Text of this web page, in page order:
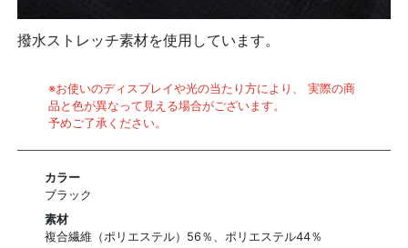
撥水ストレッチ素材を使用しています。
※お使いのディスプレイや光の当たり方により、 実際の商
品と色が異なって見える場合がございます。
予めご了承ください。
カラー
ブラック
素材
複合繊維（ポリエステル）56％、ポリエステル44％